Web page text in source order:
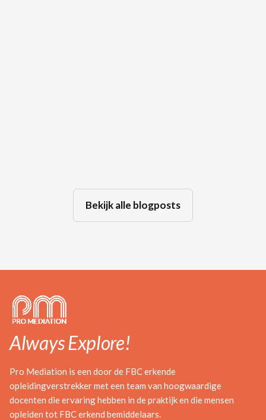
Bekijk alle blogposts
Always Explore!
Pro Mediation is een door de FBC erkende
opleidingverstrekker met een team van hoogwaardige
docenten die ervaring hebben in de praktijk en die mensen
opleiden tot FBC erkend bemiddelaars.